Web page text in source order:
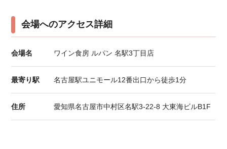
会場へのアクセス詳細
会場名 ワイン食房 ルパン 名駅3丁目店
最寄り駅 名古屋駅ユニモール12番出口から徒歩1分
住所 愛知県名古屋市中村区名駅3-22-8 大東海ビルB1F